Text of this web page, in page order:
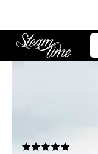
Steam time
Zubehör